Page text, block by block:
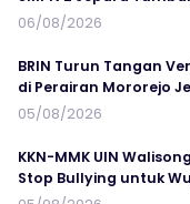
06/08/2026
BRIN Turun Tangan
di Perairan Mororejo
05/08/2026
KKN-MMK UIN
Stop Bullying untuk